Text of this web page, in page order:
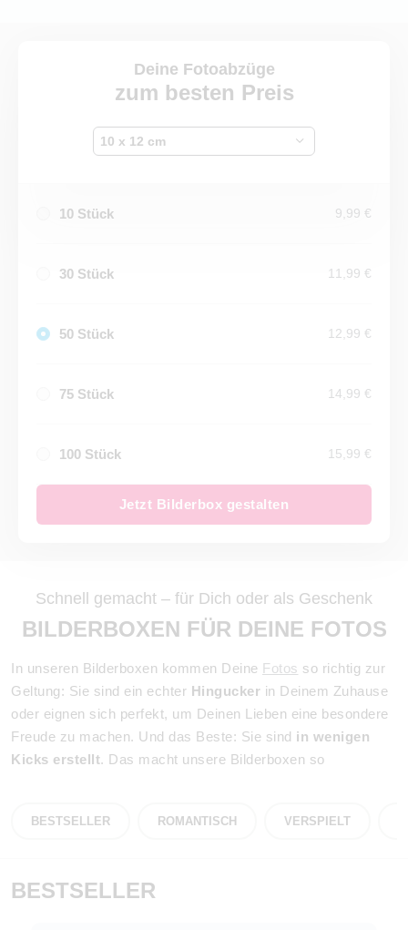
Deine Fotoabzüge
zum besten Preis
10 x 12 cm
10 Stück 9,99 €
30 Stück 11,99 €
50 Stück 12,99 €
75 Stück 14,99 €
100 Stück 15,99 €
Jetzt Bilderbox gestalten
Schnell gemacht – für Dich oder als Geschenk
BILDERBOXEN FÜR DEINE FOTOS
In unseren Bilderboxen kommen Deine Fotos so richtig zur
Geltung: Sie sind ein echter Hingucker in Deinem Zuhause
oder eignen sich perfekt, um Deinen Lieben eine besondere
Freude zu machen. Und das Beste: Sie sind in wenigen
Kicks erstellt. Das macht unsere Bilderboxen so
Dir direkt das Einpacken
Auswahl zwischenglänzendem, mattem oder edlem
BESTSELLER ROMANTISCH VERSPIELT
BESTSELLER